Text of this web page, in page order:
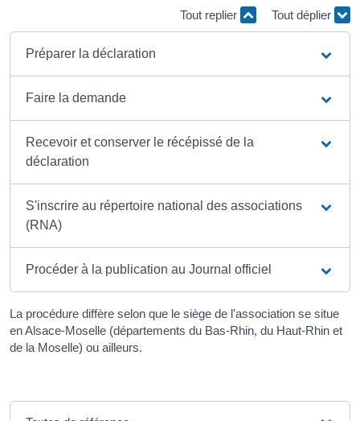
Tout replier
Tout déplier
Préparer la déclaration
Faire la demande
Recevoir et conserver le récépissé de la
déclaration
S'inscrire au répertoire national des associations
(RNA)
Procéder à la publication au Journal officiel
La procédure diffère selon que le siège de l'association se situe
en Alsace-Moselle (départements du Bas-Rhin, du Haut-Rhin et
de la Moselle) ou ailleurs.